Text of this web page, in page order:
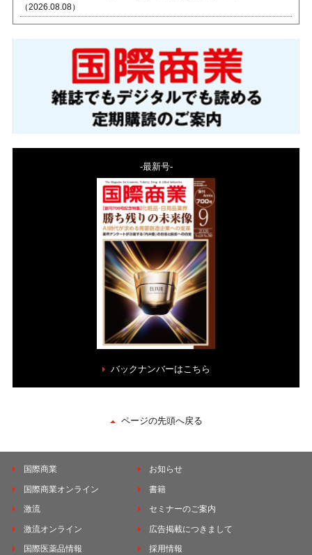
（2026.08.08）
-最新号-
バックナンバーはこちら
ページの先頭へ戻る
国際商業
国際商業オンライン
激流
激流オンライン
国際医薬品情報
お知らせ
書籍
セミナーのご案内
広告掲載につきまして
採用情報